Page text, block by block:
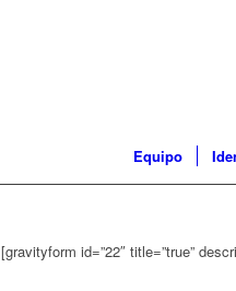
Equipo
[gravityform id=”22″ title=”true”